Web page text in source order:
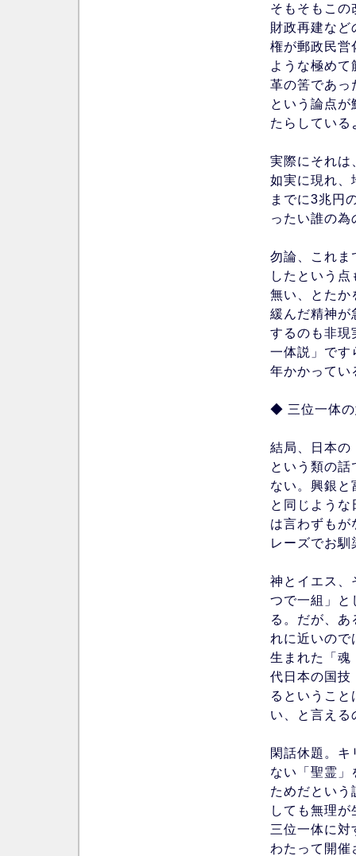
そもそもこの
財政再建など
権が郵政民営
ような極め
革の筈であっ
という論点
たらしている
実際にそれは
如実に現れ、
までに3兆円
ったい誰の
勿論、これま
したという
無い、とたか
緩んだ精神が
するのも非現
一体説」です
年かかってい
◆ 三位一体
結局、日本の
という類の
ない。興銀と
と同じよう
は言わずもが
レーズでお
神とイエス
つで一組」と
る。だが、
れに近いので
生まれた「魂
代日本の国技
るというこ
い、と言える
閑話休題。キ
ない「聖霊」
ためだという
しても無理
三位一体に
わたって開催